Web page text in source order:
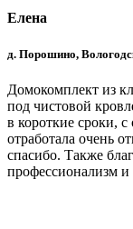
Елена
д. Порошино,
Домокомплект из
под чистовой
в короткие сроки,
отработала очень
спасибо. Также
профессионализм